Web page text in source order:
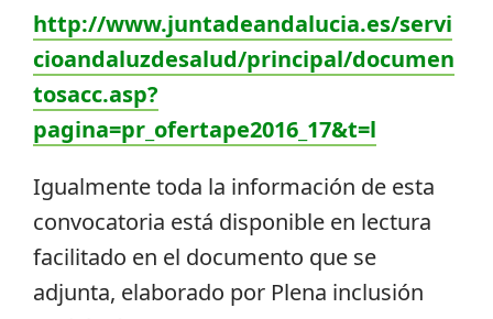
http://www.juntadeandalucia.es/servi
cioandaluzdesalud/principal/documen
tosacc.asp?
pagina=pr_ofertape2016_17&t=l
Igualmente toda la información de esta
convocatoria está disponible en lectura
facilitado en el documento que se
adjunta, elaborado por Plena inclusión